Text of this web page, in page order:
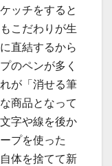
ッチをすると
こだわりが生
直結するから
のペンが多く
が「消せる筆
商品となって
字や線を後か
プを使った
体を捨てて新